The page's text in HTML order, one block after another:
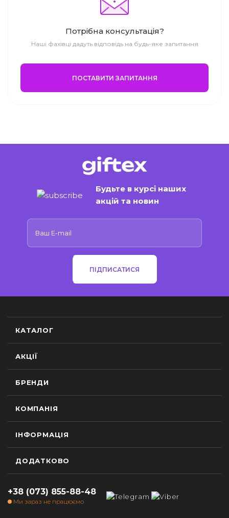
Потрібна консультація?
Наші фахівці дадуть відповідь на будь-яке запитання
ПОСТАВИТИ ЗАПИТАННЯ
Будьте в курсі наших
акцій та новин
ПІДПИСАТИСЯ
КАТАЛОГ
АКЦІЇ
БРЕНДИ
КОМПАНІЯ
ІНФОРМАЦІЯ
ДОДАТКОВО
+38 (073) 855-88-48
Ми зараз не працюємо